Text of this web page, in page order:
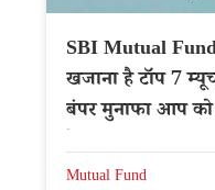
SBI Mutual
खजाना है टॉप 7
बंपर मुनाफा आप को
Mutual Fund